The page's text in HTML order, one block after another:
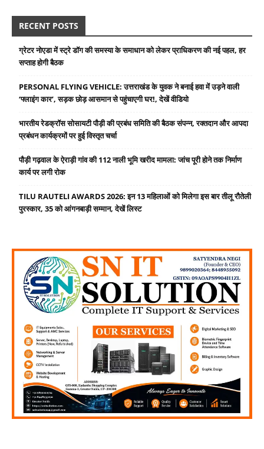
RECENT POSTS
ग्रेटर नोएडा में स्ट्रे डॉग की समस्या के समाधान को लेकर प्राधिकरण की नई पहल, हर
सप्ताह होगी बैठक
PERSONAL FLYING VEHICLE: उत्तराखंड के युवक ने बनाई हवा में उड़ने वाली
‘फ्लाइंग कार’, सड़क छोड़ आसमान से पहुंचाएगी घर!, देखें वीडियो
भारतीय रेडक्रॉस सोसायटी पौड़ी की प्रबंध समिति की बैठक संपन्न, रक्तदान और आपदा
प्रबंधन कार्यक्रमों पर हुई विस्तृत चर्चा
पौड़ी गढ़वाल के ऐराड़ी गांव की 112 नाली भूमि खरीद मामला: जांच पूरी होने तक निर्माण
कार्य पर लगी रोक
TILU RAUTELI AWARDS 2026: इन 13 महिलाओं को मिलेगा इस बार तीलू रौतेली
पुरस्कार, 35 को आंगनबाड़ी सम्मान, देखें लिस्ट